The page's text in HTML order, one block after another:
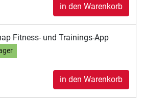
in den Warenkorb
Fitness- und Trainings-App
in den Warenkorb